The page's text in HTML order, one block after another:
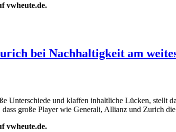
vwheute.de.
bei Nachhaltigkeit am
Unterschiede und klaffen inhaltliche Lücken, stellt
große Player wie Generali, Allianz und Zurich
vwheute.de.